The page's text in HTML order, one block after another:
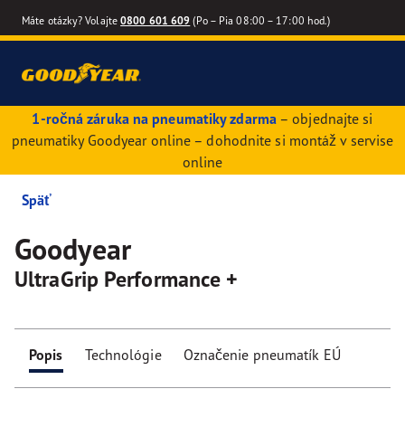
Máte otázky? Volajte0800 601 609 (Po – Pia 08:00 – 17:00 hod.)
1-ročná záruka na pneumatiky zdarma– objednajte si
pneumatiky Goodyear online – dohodnite si montáž v servise
online
Späť
Goodyear
UltraGrip Performance +
Popis Technológie Označenie pneumatík EÚ